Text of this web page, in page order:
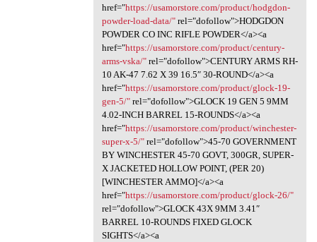
href="https://usamorstore.com/product/hodgdon-
powder-load-data/"rel="dofollow">HODGDON
POWDER CO INC RIFLE POWDER</a><a
href="https://usamorstore.com/product/century-
arms-vska/"rel="dofollow">CENTURY ARMS RH-
10 AK-47 7.62 X 39 16.5″ 30-ROUND</a><a
href="https://usamorstore.com/product/glock-19-
gen-5/"rel="dofollow">GLOCK 19 GEN 5 9MM
4.02-INCH BARREL 15-ROUNDS</a><a
href="https://usamorstore.com/product/winchester-
super-x-5/"rel="dofollow">45-70 GOVERNMENT
BY WINCHESTER 45-70 GOVT, 300GR, SUPER-
X JACKETED HOLLOW POINT, (PER 20)
[WINCHESTER AMMO]</a><a
href="https://usamorstore.com/product/glock-26/"
rel="dofollow">GLOCK 43X 9MM 3.41″
BARREL 10-ROUNDS FIXED GLOCK
SIGHTS</a><a